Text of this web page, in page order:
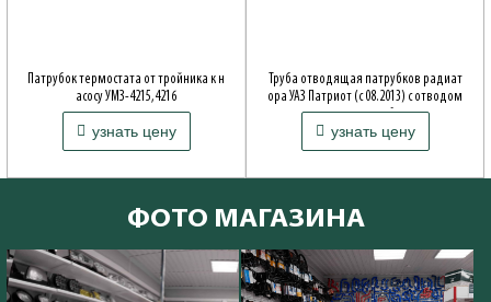
Патрубок термостата от тройника к н
асосу УМЗ-4215,4216
узнать цену
Труба отводящая патрубков радиат
ора УАЗ Патриот (с 08.2013) с отводом
для расширит.бачка
Производитель: ОАО УАЗ
узнать цену
ФОТО МАГАЗИНА